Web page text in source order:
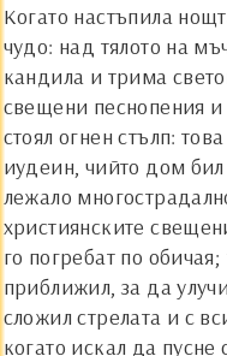
Когато настъпила
чудо: над тялото на
кандила и трима
свещени песнопения
стоял огнен стълп:
иудеин, чийто дом бил
лежало
християнските
го погребат по
приближил, за да
сложил стрелата и с
когато искал да пусне